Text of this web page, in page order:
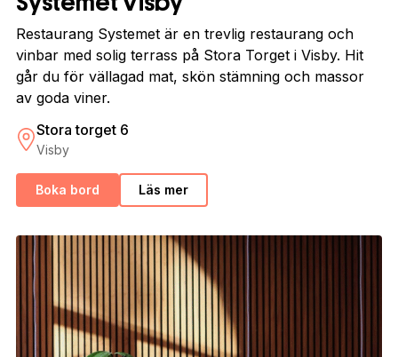
Restaurang Systemet är en trevlig restaurang och
vinbar med solig terrass på Stora Torget i Visby. Hit
går du för vällagad mat, skön stämning och massor
av goda viner.
Stora torget 6
Visby
Boka bord Läs mer